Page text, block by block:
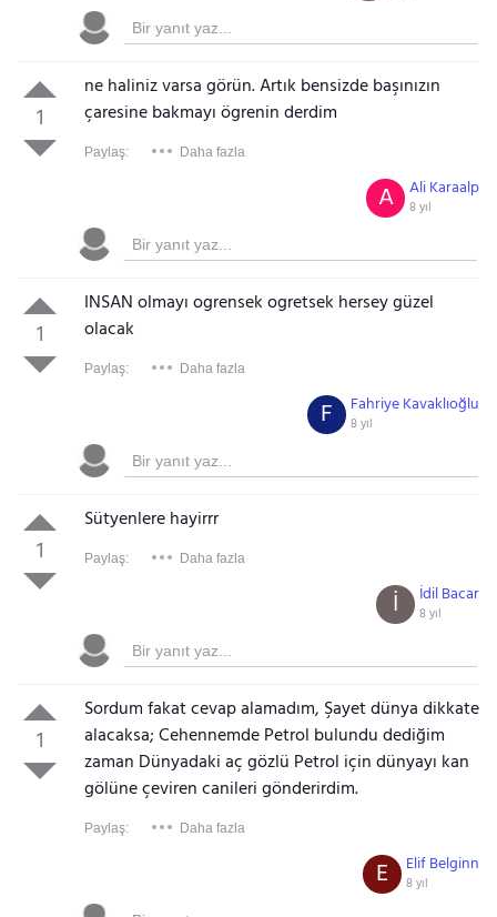
1
ne haliniz varsa görün. Artık bensizde başınızın
çaresine bakmayı ögrenin derdim
Paylaş: Daha fazla
Ali Karaalp
8 yıl
A
1
INSAN olmayı ogrensek ogretsek hersey güzel
olacak
Paylaş: Daha fazla
Fahriye Kavaklıoğlu
8 yıl
F
1
Sütyenlere hayirrr
Paylaş: Daha fazla
İdil Bacar
8 yıl
İ
1
Sordum fakat cevap alamadım, Şayet dünya dikkate
alacaksa; Cehennemde Petrol bulundu dediğim
zaman Dünyadaki aç gözlü Petrol için dünyayı kan
gölüne çeviren canileri gönderirdim.
Paylaş: Daha fazla
Elif Belginn
8 yıl
E